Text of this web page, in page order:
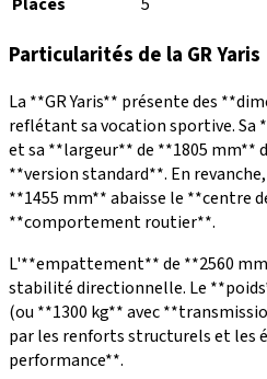
Particularités de la GR Yaris
La **GR Yaris** présente des
reflétant sa vocation sportive. Sa
et sa **largeur** de **1805 mm**
**version standard**. En
**1455 mm** abaisse le **centre
**comportement routier**.
L'**empattement** de **2560
stabilité directionnelle. Le
(ou **1300 kg** avec
par les renforts structurels et les
performance**.